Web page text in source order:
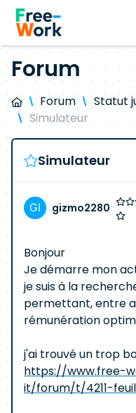
Forum
Forum
Statut
Simulateur
Simulateur
gizmo2280
Bonjour
Je démarre mon
je suis à la
permettant, entre
rémunération
j'ai trouvé un trop
https://www.free-
it/forum/t/4211-